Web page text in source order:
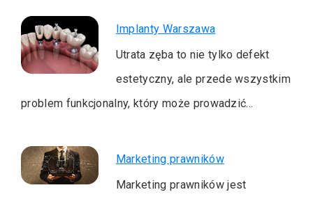
Implanty Warszawa
Utrata zęba to nie tylko defekt
estetyczny, ale przede wszystkim
problem funkcjonalny, który może prowadzić…
Marketing prawników
Marketing prawników jest